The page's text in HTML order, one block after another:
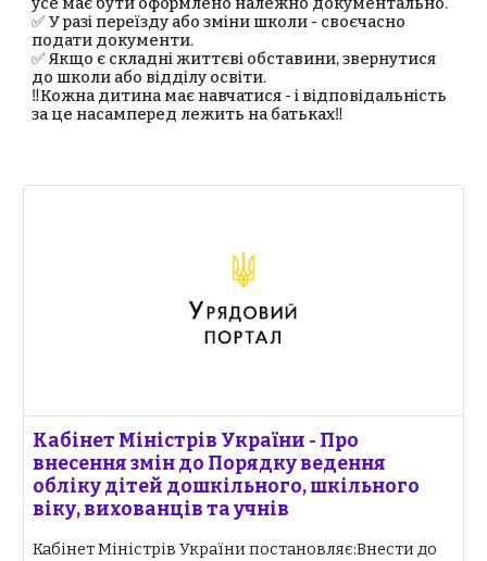
✅ У разі переїзду або зміни школи - своєчасно
подати документи.
✅ Якщо є складні життєві обставини, звернутися
до школи або відділу освіти.
‼️Кожна дитина має навчатися - і відповідальність
за це насамперед лежить на батьках‼️
Кабінет Міністрів України - Про
внесення змін до Порядку ведення
обліку дітей дошкільного, шкільного
віку, вихованців та учнів
Кабінет Міністрів України постановляє:Внести до